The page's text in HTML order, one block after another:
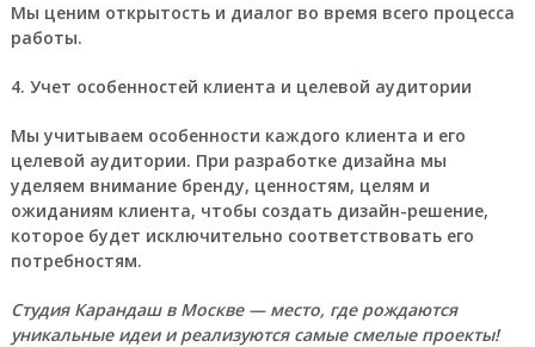
Мы ценим открытость и диалог во время всего процесса
работы.
4. Учет особенностей клиента и целевой аудитории
Мы учитываем особенности каждого клиента и его
целевой аудитории. При разработке дизайна мы
уделяем внимание бренду, ценностям, целям и
ожиданиям клиента, чтобы создать дизайн-решение,
которое будет исключительно соответствовать его
потребностям.
Студия Карандаш в Москве — место, где рождаются
уникальные идеи и реализуются самые смелые проекты!